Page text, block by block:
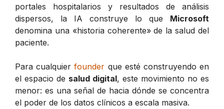
portales hospitalarios y resultados de análisis
dispersos, la IA construye lo que Microsoft
denomina una «historia coherente» de la salud del
paciente.
Para cualquierfounder que esté construyendo en
el espacio de salud digital, este movimiento no es
menor: es una señal de hacia dónde se concentra
el poder de los datos clínicos a escala masiva.